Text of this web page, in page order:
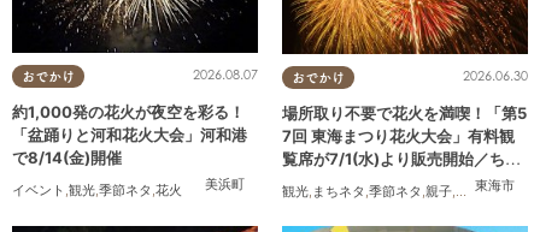
おでかけ
美浜町
2026.08.07
約1,000発の花火が夜空を彩る！
「盆踊りと河和花火大会」河和港
で8/14(金)開催
イベント ,観光,季節ネタ ,花火
おでかけ
東海市
2026.06.30
場所取り不要で花火を満喫！「第5
7回 東海まつり花火大会」有料観
覧席が7/1(水)より販売開始／ちた
まる広告
観光, まちネタ ,季節ネタ ,親子,夫婦,家族